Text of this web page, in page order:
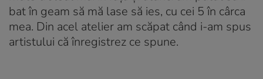
bat în geam să mă lase să ies, cu cei 5 în cârca
mea. Din acel atelier am scăpat când i-am spus
artistului că înregistrez ce spune.